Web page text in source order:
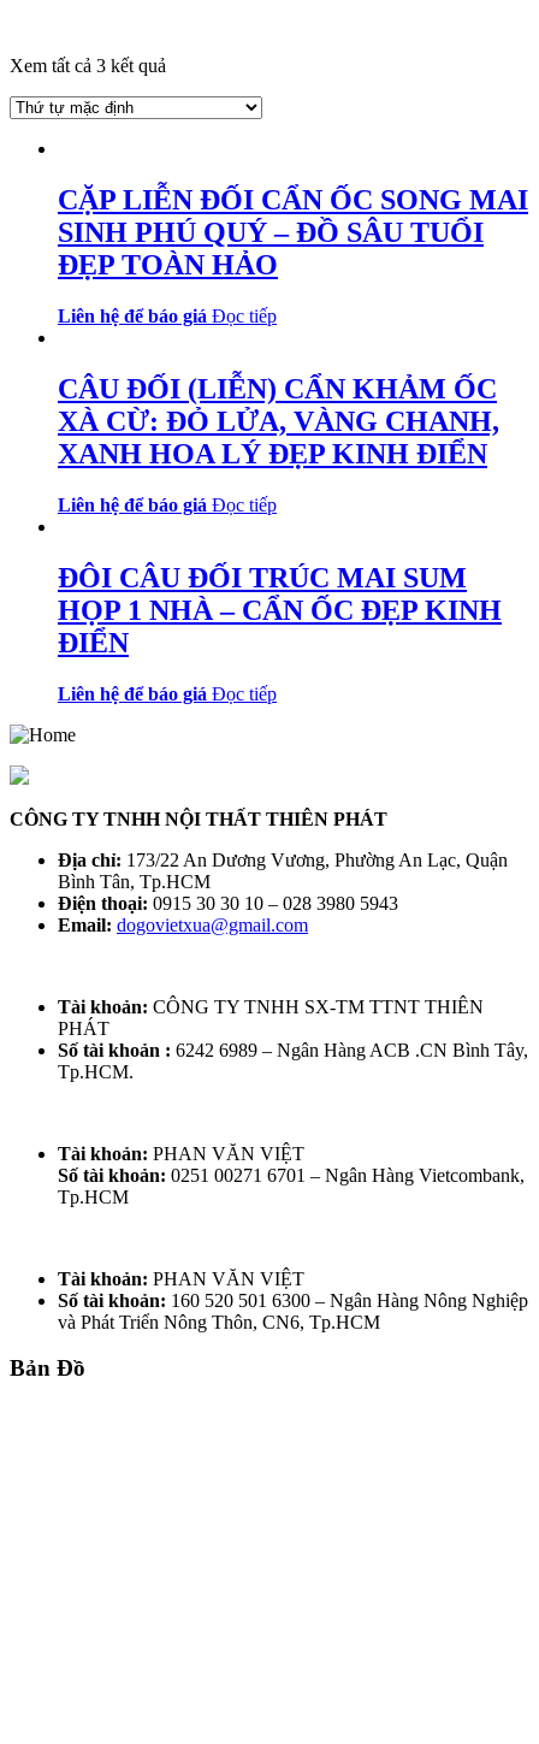
Xem tất cả 3 kết quả
CẶP LIỄN ĐỐI CẨN ỐC SONG MAI
SINH PHÚ QUÝ – ĐỒ SÂU TUỔI
ĐẸP TOÀN HẢO
Liên hệ để báo giá Đọc tiếp
CÂU ĐỐI (LIỄN) CẨN KHẢM ỐC
XÀ CỪ: ĐỎ LỬA, VÀNG CHANH,
XANH HOA LÝ ĐẸP KINH ĐIỂN
Liên hệ để báo giá Đọc tiếp
ĐÔI CÂU ĐỐI TRÚC MAI SUM
HỌP 1 NHÀ – CẨN ỐC ĐẸP KINH
ĐIỂN
Liên hệ để báo giá Đọc tiếp
CÔNG TY TNHH NỘI THẤT THIÊN PHÁT
Địa chỉ: 173/22 An Dương Vương, Phường An Lạc, Quận
Bình Tân, Tp.HCM
Điện thoại: 0915 30 30 10 – 028 3980 5943
Email: dogovietxua@gmail.com
Tài khoản: CÔNG TY TNHH SX-TM TTNT THIÊN
PHÁT
Số tài khoản : 6242 6989 – Ngân Hàng ACB .CN Bình Tây,
Tp.HCM.
Tài khoản: PHAN VĂN VIỆT
Số tài khoản: 0251 00271 6701 – Ngân Hàng Vietcombank,
Tp.HCM
Tài khoản: PHAN VĂN VIỆT
Số tài khoản: 160 520 501 6300 – Ngân Hàng Nông Nghiệp
và Phát Triển Nông Thôn, CN6, Tp.HCM
Bản Đồ